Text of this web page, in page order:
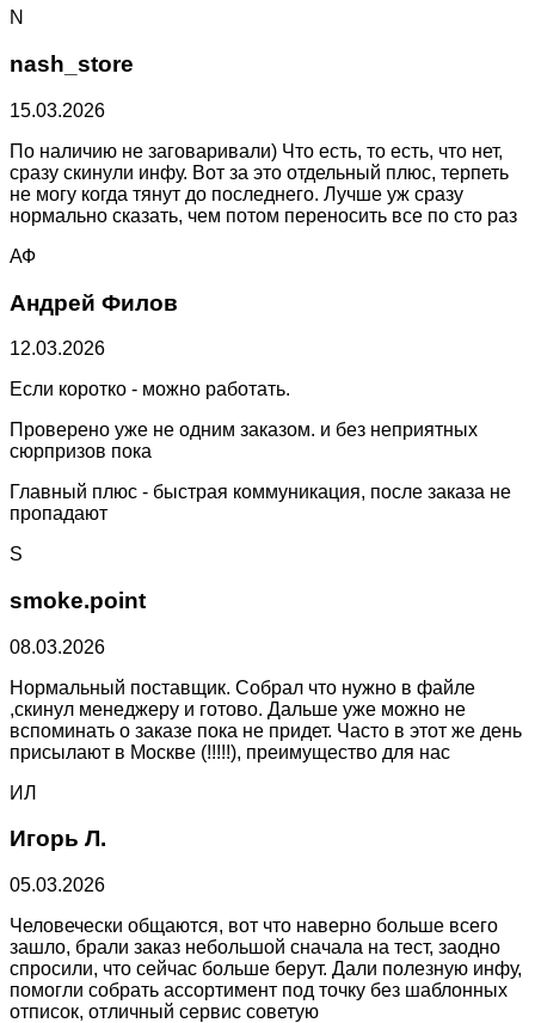
N
nash_store
15.03.2026
По наличию не заговаривали) Что есть, то есть, что нет,
сразу скинули инфу. Вот за это отдельный плюс, терпеть
не могу когда тянут до последнего. Лучше уж сразу
нормально сказать, чем потом переносить все по сто раз
АФ
Андрей Филов
12.03.2026
Если коротко - можно работать.
Проверено уже не одним заказом. и без неприятных
сюрпризов пока
Главный плюс - быстрая коммуникация, после заказа не
пропадают
S
smoke.point
08.03.2026
Нормальный поставщик. Собрал что нужно в файле
,скинул менеджеру и готово. Дальше уже можно не
вспоминать о заказе пока не придет. Часто в этот же день
присылают в Москве (!!!!!), преимущество для нас
ИЛ
Игорь Л.
05.03.2026
Человечески общаются, вот что наверно больше всего
зашло, брали заказ небольшой сначала на тест, заодно
спросили, что сейчас больше берут. Дали полезную инфу,
помогли собрать ассортимент под точку без шаблонных
отписок, отличный сервис советую